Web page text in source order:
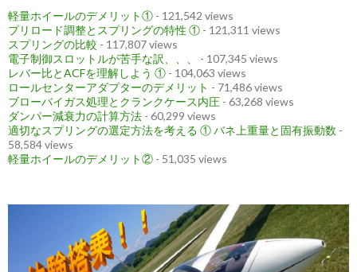
軽量ホイールのデメリット① - 121,542 views
プリロード調整とスプリングの特性 ① - 121,311 views
スプリングの比較 - 117,807 views
電子制御スロットルが苦手な訳、、、
- 107,345 views
レバー比とACFを理解しよう ① - 104,063 views
ロールセンターアダプターのデメリット - 71,486 views
ブローバイガス処理とクランクケース内圧 - 63,268 views
ダンパー減衰力の計算方法 - 60,299 views
適切なスプリングの選定方法を考える ① バネ上重量と固有振動数 -
58,584 views
軽量ホイールのデメリット② - 51,035 views